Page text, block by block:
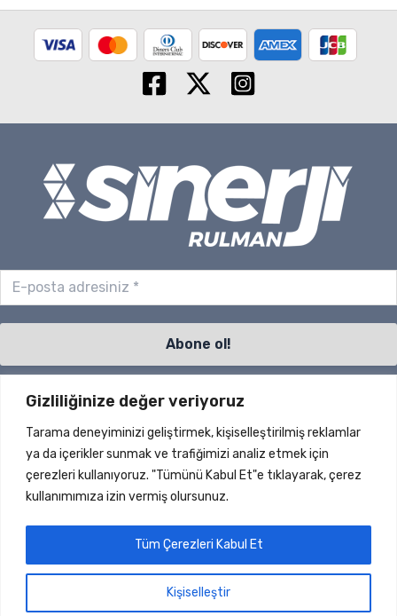
Gizliliğinize değer veriyoruz
Tarama deneyiminizi geliştirmek, kişiselleştirilmiş reklamlar
ya da içerikler sunmak ve trafiğimizi analiz etmek için
çerezleri kullanıyoruz. "Tümünü Kabul Et"e tıklayarak, çerez
kullanımımıza izin vermiş olursunuz.
Kişiselleştir
Tüm Çerezleri Kabul Et
Sayfalar
S.S.S.
İletişim
Ürünler
Hakkımızda
Dökümanlar
Hesap